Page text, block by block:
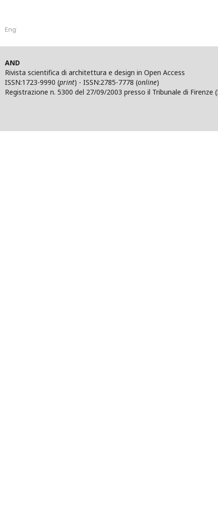
English
AND
Rivista scientifica di architettura e design in Open Access
ISSN:1723-9990 (print) - ISSN:2785-7778 (online)
Registrazione n. 5300 del 27/09/2003 presso il Tribunale di Firenze